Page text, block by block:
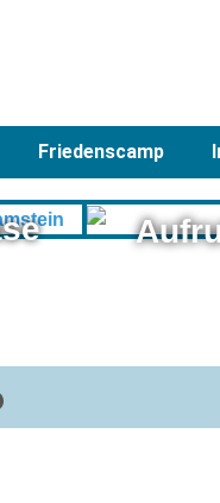
Friedenscamp